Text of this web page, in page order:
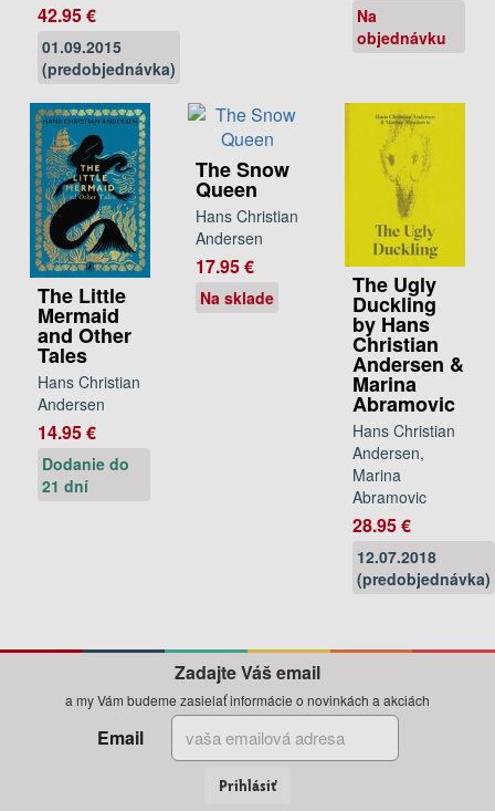
42.95 €
01.09.2015
(predobjednávka)
Na
objednávku
The Little
Mermaid
and Other
Tales
Hans Christian
Andersen
14.95 €
Dodanie do
21 dní
The Snow
Queen
Hans Christian
Andersen
17.95 €
Na sklade The Ugly
Duckling
by Hans
Christian
Andersen &
Marina
Abramovic
Hans Christian
Andersen,
Marina
Abramovic
28.95 €
12.07.2018
(predobjednávka)
Zadajte Váš email
a my Vám budeme zasielať informácie o novinkách a akciách
Email
Prihlásiť